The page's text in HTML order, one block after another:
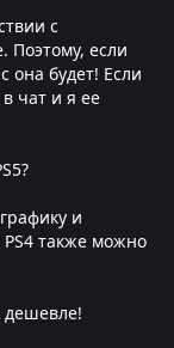
с
Поэтому, если
она будет! Если
чат и я ее
и
также можно
дешевле!